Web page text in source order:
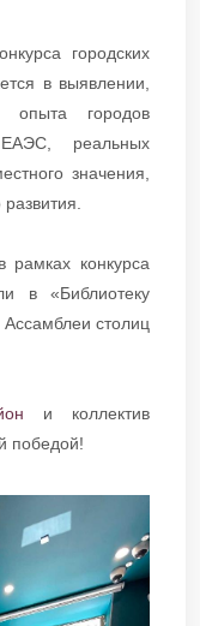
городских
в выявлении,
опыта городов
реальных
значения,
конкурса
в «Библиотеку
столиц
и коллектив
победой!